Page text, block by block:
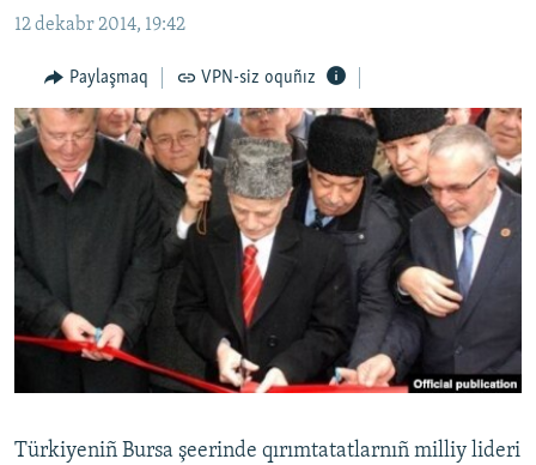
Qıdıruvğa
MEDENİYET
İNSAN AQLARI
VİDEO
SÜRET
Русский
Українською
12 dekabr 2014, 19:42
Paylaşmaq VPN-siz oquñız
Türkiyeniñ Bursa şeerinde qırımtatatlarnıñ milliy lideri